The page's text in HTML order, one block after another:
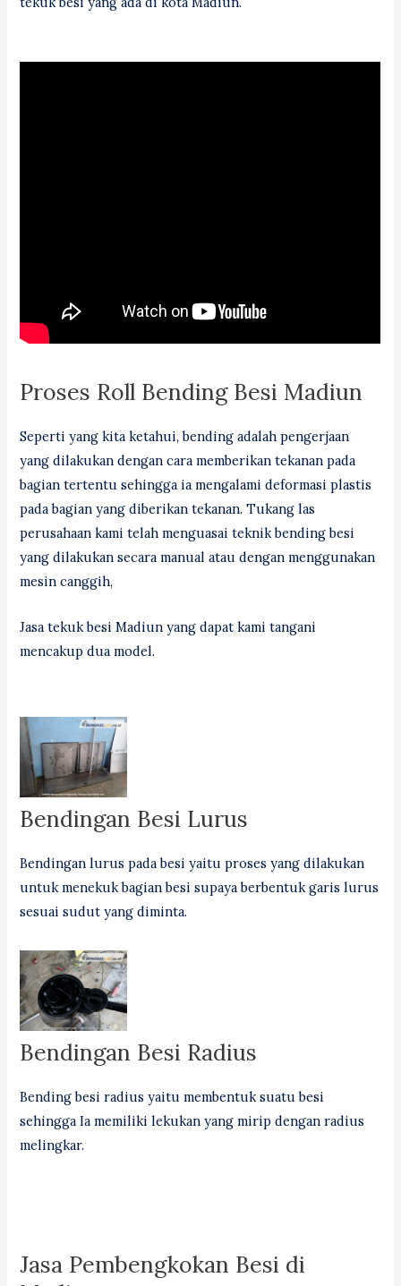
Proses Roll Bending Besi Madiun
Seperti yang kita ketahui, bending adalah pengerjaan
yang dilakukan dengan cara memberikan tekanan pada
bagian tertentu sehingga ia mengalami deformasi plastis
pada bagian yang diberikan tekanan. Tukang las
perusahaan kami telah menguasai teknik bending besi
yang dilakukan secara manual atau dengan menggunakan
mesin canggih,
Jasa tekuk besi Madiun yang dapat kami tangani
mencakup dua model.
Bendingan Besi Lurus
Bendingan lurus pada besi yaitu proses yang dilakukan
untuk menekuk bagian besi supaya berbentuk garis lurus
sesuai sudut yang diminta.
Bendingan Besi Radius
Bending besi radius yaitu membentuk suatu besi
sehingga Ia memiliki lekukan yang mirip dengan radius
melingkar.
Jasa Pembengkokan Besi di